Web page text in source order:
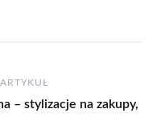
– stylizacje na zakupy,